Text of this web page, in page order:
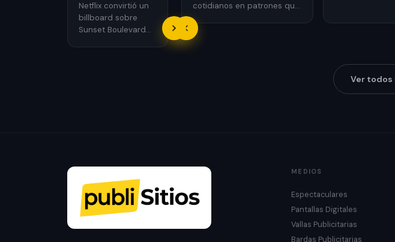
Netflix convirtió un
billboard sobre
Sunset Boulevard
cotidianos en patrones que
recuerdan las rejillas de una
parrilla.
Ver todos
MEDIOS
Espectaculares
Pantallas Digitales
Vallas Publicitarias
Bardas Publicitarias